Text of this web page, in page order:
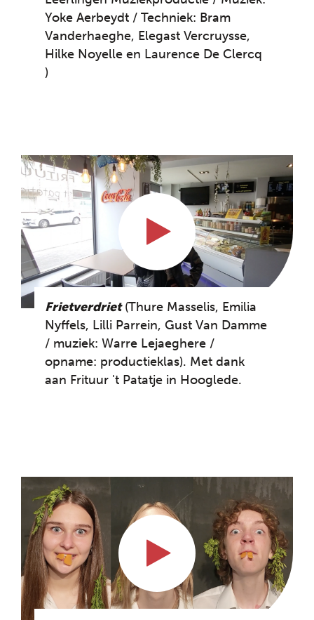
Yoke Aerbeydt / Techniek: Bram
Vanderhaeghe, Elegast Vercruysse,
Hilke Noyelle en Laurence De Clercq
)
Frietverdriet(Thure Masselis, Emilia
Nyffels, Lilli Parrein, Gust Van Damme
/ muziek: Warre Lejaeghere /
opname: productieklas). Met dank
aan Frituur 't Patatje in Hooglede.